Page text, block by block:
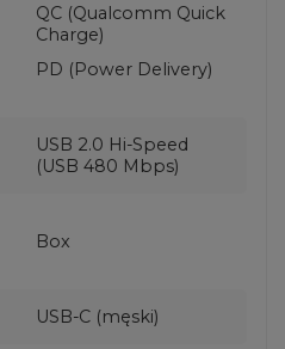
QC (Qualcomm Quick
Charge)
PD (Power Delivery)
USB 2.0 Hi-Speed
(USB 480 Mbps)
Box
USB-C (męski)